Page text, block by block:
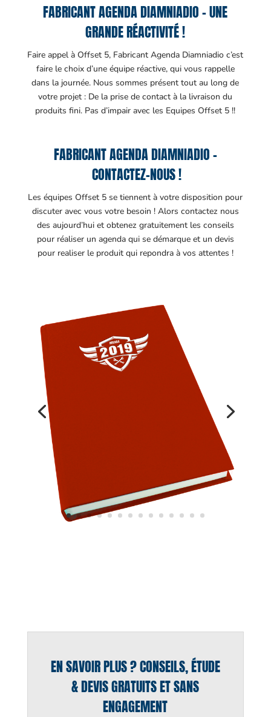
FABRICANT AGENDA DIAMNIADIO – UNE
GRANDE RÉACTIVITÉ !
Faire appel à Offset 5, Fabricant Agenda Diamniadio c’est
faire le choix d’une équipe réactive, qui vous rappelle
dans la journée. Nous sommes présent tout au long de
votre projet : De la prise de contact à la livraison du
produits fini. Pas d’impair avec les Equipes Offset 5 !!
FABRICANT AGENDA DIAMNIADIO –
CONTACTEZ-NOUS !
Les équipes Offset 5 se tiennent à votre disposition pour
discuter avec vous votre besoin ! Alors contactez nous
des aujourd’hui et obtenez gratuitement les conseils
pour réaliser un agenda qui se démarque et un devis
pour realiser le produit qui repondra à vos attentes !
EN SAVOIR PLUS ? CONSEILS, ÉTUDE
& DEVIS GRATUITS ET SANS
ENGAGEMENT